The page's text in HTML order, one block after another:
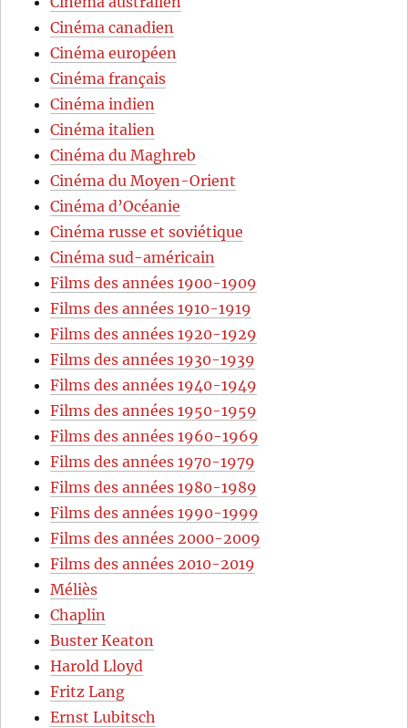
Cinéma canadien
Cinéma européen
Cinéma français
Cinéma indien
Cinéma italien
Cinéma du Maghreb
Cinéma du Moyen-Orient
Cinéma d’Océanie
Cinéma russe et soviétique
Cinéma sud-américain
Films des années 1900-1909
Films des années 1910-1919
Films des années 1920-1929
Films des années 1930-1939
Films des années 1940-1949
Films des années 1950-1959
Films des années 1960-1969
Films des années 1970-1979
Films des années 1980-1989
Films des années 1990-1999
Films des années 2000-2009
Films des années 2010-2019
Méliès
Chaplin
Buster Keaton
Harold Lloyd
Fritz Lang
Ernst Lubitsch